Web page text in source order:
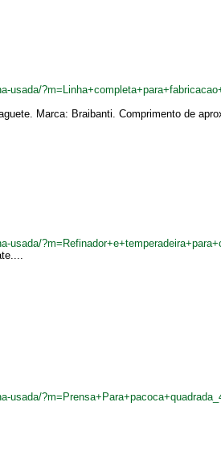
usada/
Marca: Braibanti. Comprimento de
usada/
usada/